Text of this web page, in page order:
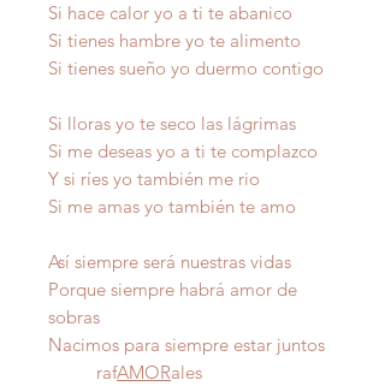
Si hace calor yo a ti te abanico
Si tienes hambre yo te alimento
Si tienes sueño yo duermo contigo
Si lloras yo te seco las lágrimas
Si me deseas yo a ti te complazco
Y si ríes yo también me rio
Si me amas yo también te amo
Así siempre será nuestras vidas
Porque siempre habrá amor de
sobras
Nacimos para siempre estar juntos
rafAMORales